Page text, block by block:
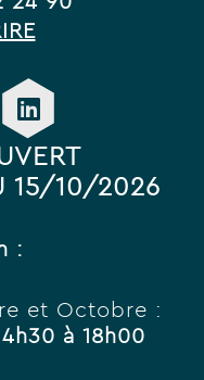
15/10/2026
:
et Octobre :
à 18h00